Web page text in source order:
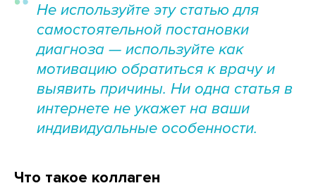
Не используйте эту статью для
самостоятельной постановки
диагноза — используйте как
мотивацию обратиться к врачу и
выявить причины. Ни одна статья в
интернете не укажет на ваши
индивидуальные особенности.
Что такое коллаген